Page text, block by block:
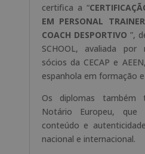
certifica a “
EM PERSONAL
COACH DESPORTIVO ”,
SCHOOL, avaliada
sócios da CECAP e
espanhola em formação
Os diplomas
Notário Europeu, que
conteúdo e
nacional e internacional.